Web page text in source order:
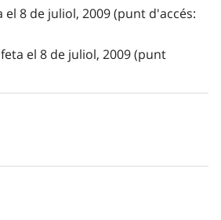
el 8 de juliol, 2009 (punt d'accés:
el 8 de juliol, 2009 (punt